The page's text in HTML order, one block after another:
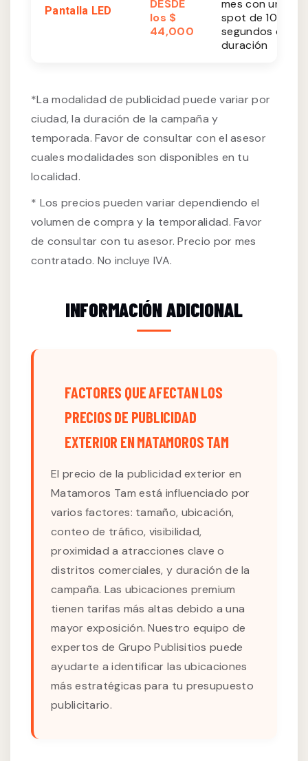
Pantalla LED
DESDE
los $
44,000
mes con un
spot de 10
segundos de
duración
*La modalidad de publicidad puede variar por
ciudad, la duración de la campaña y
temporada. Favor de consultar con el asesor
cuales modalidades son disponibles en tu
localidad.
* Los precios pueden variar dependiendo el
volumen de compra y la temporalidad. Favor
de consultar con tu asesor. Precio por mes
contratado. No incluye IVA.
INFORMACIÓN ADICIONAL
FACTORES QUE AFECTAN LOS
PRECIOS DE PUBLICIDAD
EXTERIOR EN MATAMOROS TAM
El precio de la publicidad exterior en
Matamoros Tam está influenciado por
varios factores: tamaño, ubicación,
conteo de tráfico, visibilidad,
proximidad a atracciones clave o
distritos comerciales, y duración de la
campaña. Las ubicaciones premium
tienen tarifas más altas debido a una
mayor exposición. Nuestro equipo de
expertos de Grupo Publisitios puede
ayudarte a identificar las ubicaciones
más estratégicas para tu presupuesto
publicitario.